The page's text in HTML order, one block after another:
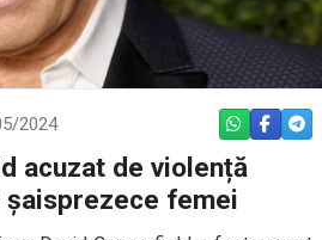
2024 WHATSAPP
acuzat de violență
femei